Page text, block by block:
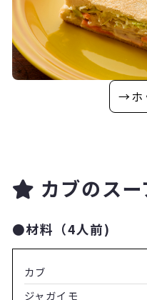
→ホ
カブのスー
●材料（4人前)
カブ
ジャガイモ